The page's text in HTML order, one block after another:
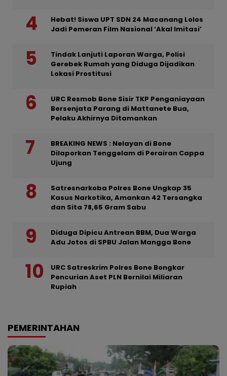
Hebat! Siswa UPT SDN 24 Macanang Lolos
Jadi Pemeran Film Nasional ‘Akal Imitasi’
Tindak Lanjuti Laporan Warga, Polisi
Gerebek Rumah yang Diduga Dijadikan
Lokasi Prostitusi
URC Resmob Bone Sisir TKP Penganiayaan
Bersenjata Parang di Mattanete Bua,
Pelaku Akhirnya Ditamankan
BREAKING NEWS : Nelayan di Bone
Dilaporkan Tenggelam di Perairan Cappa
Ujung
Satresnarkoba Polres Bone Ungkap 35
Kasus Narkotika, Amankan 42 Tersangka
dan Sita 78,65 Gram Sabu
Diduga Dipicu Antrean BBM, Dua Warga
Adu Jotos di SPBU Jalan Mangga Bone
URC Satreskrim Polres Bone Bongkar
Pencurian Aset PLN Bernilai Miliaran
Rupiah
PEMERINTAHAN